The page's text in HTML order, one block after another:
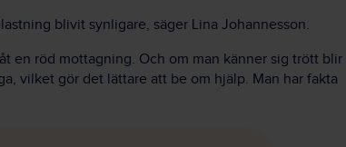
blivit synligare, säger Lina Johannesson.
en röd mottagning. Och om man känner sig trött blir
vilket gör det lättare att be om hjälp. Man har fakta